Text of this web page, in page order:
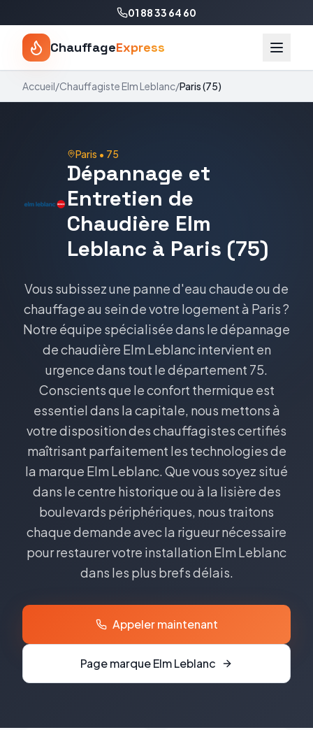
01 88 33 64 60
ChauffageExpress
Accueil/Chauffagiste Elm Leblanc/Paris(75)
Paris • 75
Dépannage et
Entretien de
Chaudière Elm
Leblanc à Paris (75)
Vous subissez une panne d'eau chaude ou de
chauffage au sein de votre logement à Paris ?
Notre équipe spécialisée dans le dépannage
de chaudière Elm Leblanc intervient en
urgence dans tout le département 75.
Conscients que le confort thermique est
essentiel dans la capitale, nous mettons à
votre disposition des chauffagistes certifiés
maîtrisant parfaitement les technologies de
la marque Elm Leblanc. Que vous soyez situé
dans le centre historique ou à la lisière des
boulevards périphériques, nous traitons
chaque demande avec la rigueur nécessaire
pour restaurer votre installation Elm Leblanc
dans les plus brefs délais.
Appeler maintenant
Page marqueElm Leblanc